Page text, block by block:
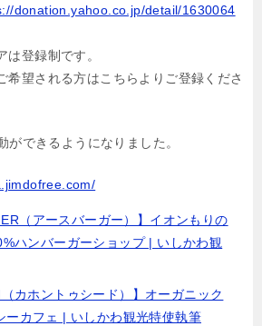
donation.yahoo.co.jp/detail/1630064
は登録制です。
希望される方はこちらよりご登録くださ
ができるようになりました。
（アースバーガー）】イオンもりの
ハンバーガーショップ | いしかわ観
カホントゥシード）】オーガニック
ーカフェ | いしかわ観光特使執筆